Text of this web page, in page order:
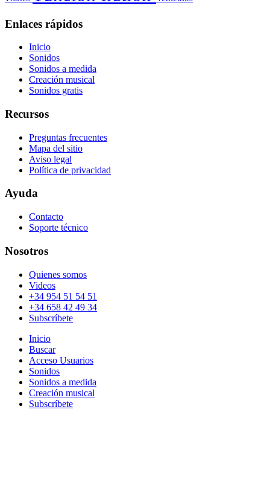
Enlaces rápidos
Inicio
Sonidos
Sonidos a medida
Creación musical
Sonidos gratis
Recursos
Preguntas frecuentes
Mapa del sitio
Aviso legal
Política de privacidad
Ayuda
Contacto
Soporte técnico
Nosotros
Quienes somos
Videos
+34 954 51 54 51
+34 658 42 49 34
Subscríbete
Inicio
Buscar
Acceso Usuarios
Sonidos
Sonidos a medida
Creación musical
Subscríbete